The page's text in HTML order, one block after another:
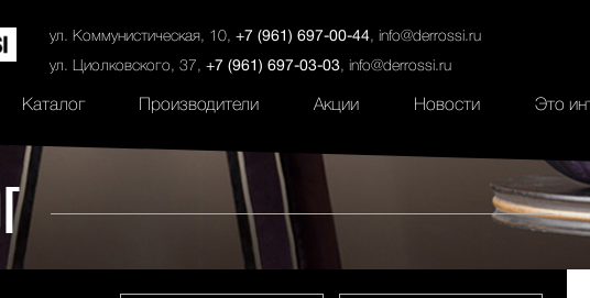
ул. Коммунистическая, 10, +7 (961) 697-00-44, info@derrossi.ru
ул. Циолковского, 37, +7 (961) 697-03-03, info@derrossi.ru
Контакты Салоны Услуги Наши проекты
Каталог Производители Акции Новости Это